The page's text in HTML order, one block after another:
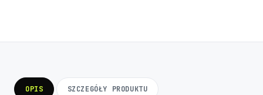
OPIS SZCZEGÓŁY PRODUKTU